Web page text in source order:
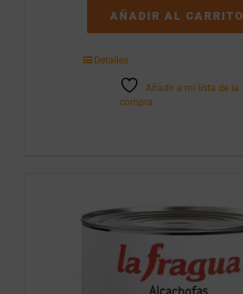
Girasol
Loriga
cantidad
AÑADIR AL CARRITO
Detalles
Añadir a mi lista de la
compra